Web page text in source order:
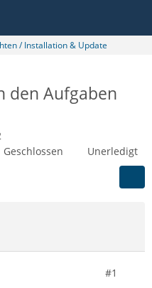
/ Installation & Update
den Aufgaben
Geschlossen Unerledigt
#1